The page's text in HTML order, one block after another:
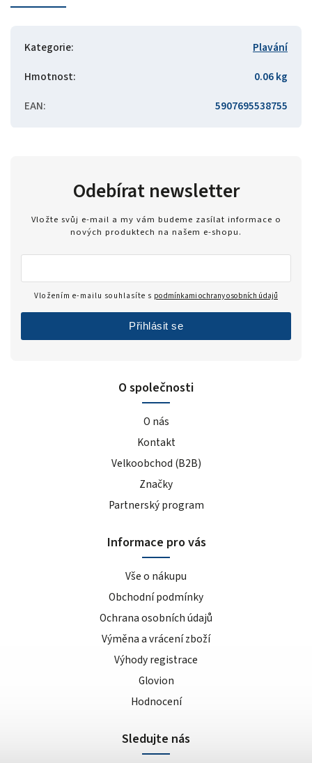
Kategorie:
Plavání
Hmotnost:
0.06 kg
EAN: 5907695538755
O společnosti
O nás
Kontakt
Velkoobchod (B2B)
Značky
Partnerský program
Informace pro vás
Vše o nákupu
Obchodní podmínky
Ochrana osobních údajů
Výměna a vrácení zboží
Výhody registrace
Glovion
Hodnocení
Odebírat newsletter
Vložte svůj e-mail a my vám budeme zasílat informace o
nových produktech na našem e-shopu.
Vložením e-mailu souhlasíte s podmínkami ochrany osobních údajů
Přihlásit se
Sledujte nás